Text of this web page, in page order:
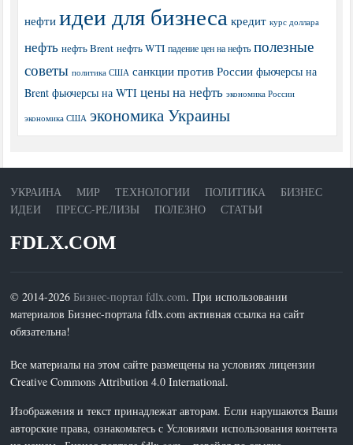
нефти идеи для бизнеса кредит курс доллара
нефть нефть Brent нефть WTI падение цен на нефть полезные
советы политика США санкции против России фьючерсы на
Brent фьючерсы на WTI цены на нефть экономика России
экономика США экономика Украины
УКРАИНА МИР ТЕХНОЛОГИИ ПОЛИТИКА
БИЗНЕС
ИДЕИ
ПРЕСС-РЕЛИЗЫ ПОЛЕЗНО СТАТЬИ
FDLX.COM
© 2014-2026 Бизнес-портал fdlx.com. При использовании
материалов Бизнес-портала fdlx.com активная ссылка на сайт
обязательна!
Все материалы на этом сайте размещены на условиях лицензии
Creative Commons Attribution 4.0 International.
Изображения и текст принадлежат авторам. Если нарушаются Ваши
авторские права, ознакомьтесь с Условиями использования контента